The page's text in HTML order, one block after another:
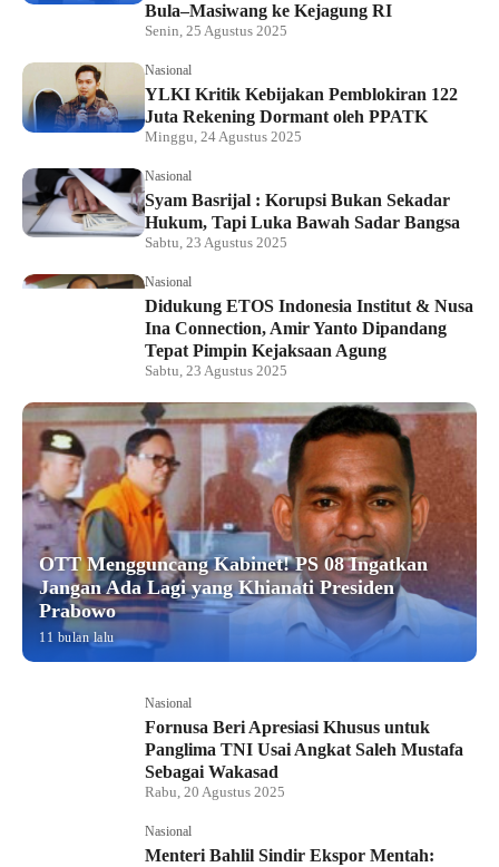
Bula–Masiwang ke Kejagung RI
Senin, 25 Agustus 2025
Nasional
YLKI Kritik Kebijakan Pemblokiran 122
Juta Rekening Dormant oleh PPATK
Minggu, 24 Agustus 2025
Nasional
Syam Basrijal : Korupsi Bukan Sekadar
Hukum, Tapi Luka Bawah Sadar Bangsa
Sabtu, 23 Agustus 2025
Nasional
Didukung ETOS Indonesia Institut & Nusa
Ina Connection, Amir Yanto Dipandang
Tepat Pimpin Kejaksaan Agung
Sabtu, 23 Agustus 2025
OTT Mengguncang Kabinet! PS 08 Ingatkan
Jangan Ada Lagi yang Khianati Presiden
Prabowo
11 bulan lalu
Nasional
Fornusa Beri Apresiasi Khusus untuk
Panglima TNI Usai Angkat Saleh Mustafa
Sebagai Wakasad
Rabu, 20 Agustus 2025
Nasional
Menteri Bahlil Sindir Ekspor Mentah: